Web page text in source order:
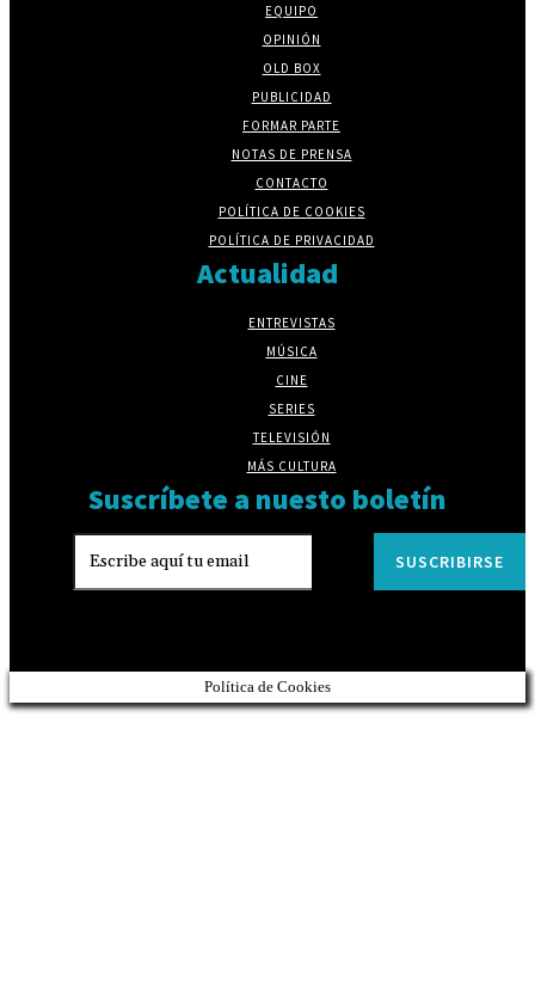
EQUIPO
OPINIÓN
OLD BOX
PUBLICIDAD
FORMAR PARTE
NOTAS DE PRENSA
CONTACTO
POLÍTICA DE COOKIES
POLÍTICA DE PRIVACIDAD
Actualidad
ENTREVISTAS
MÚSICA
CINE
SERIES
TELEVISIÓN
MÁS CULTURA
Suscríbete a nuesto boletín
SUSCRIBIRSE
Política de Cookies